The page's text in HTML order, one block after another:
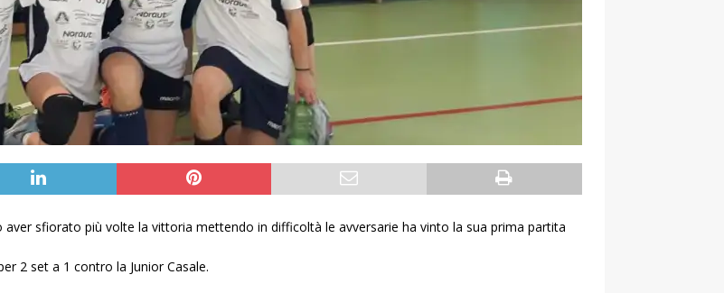
sfiorato più volte la vittoria mettendo in difficoltà le avversarie ha vinto la sua prima partita
2 set a 1 contro la Junior Casale.